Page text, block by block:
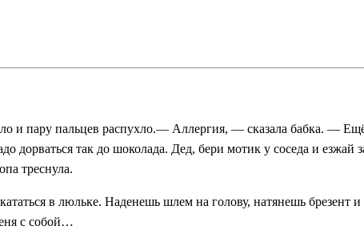
и пару пальцев распухло.— Аллергия, — сказала бабка. —
дорваться так до шоколада. Дед, бери мотик у соседа и
треснула.
в люльке. Наденешь шлем на голову, натянешь брезент
с собой…